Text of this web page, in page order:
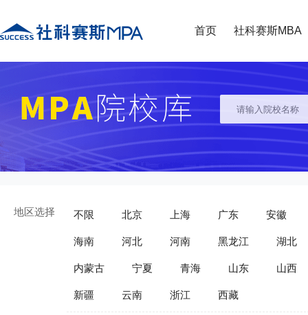
首页 社科赛斯MBA
地区选择 不限 北京 上海 广东 安徽
海南 河北 河南 黑龙江 湖北
内蒙古 宁夏 青海 山东 山西
新疆 云南 浙江 西藏